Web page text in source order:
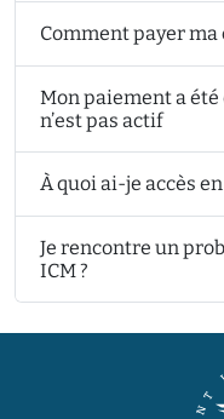
Comment payer ma
Mon paiement a
n’est pas actif
À quoi ai-je accès
Je rencontre un
ICM ?